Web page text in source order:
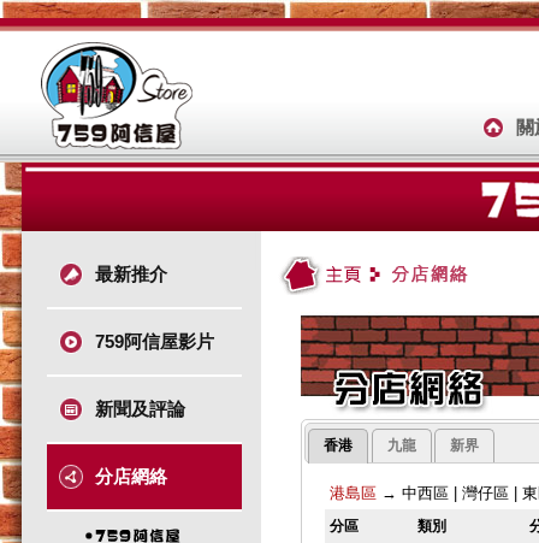
最新推介
759阿信屋影片
新聞及評論
分店網絡
香港 九龍 新界
港島區→ 中西區| 灣仔區|
分區 類別